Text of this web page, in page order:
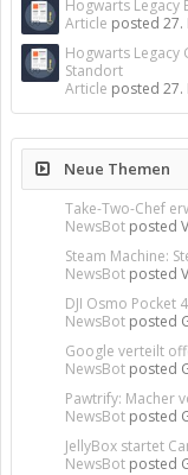
Hogwarts Legacy
Article posted 27.
Hogwarts Legacy
Standort
Article posted 27.
Neue Themen
Take-Two-Chef
NewsBot posted
Steam Machine:
NewsBot posted
DJI Osmo Pocket
NewsBot posted
Google verteilt
NewsBot posted
Pawtrify: Macher
NewsBot posted
JellyBox startet
NewsBot posted